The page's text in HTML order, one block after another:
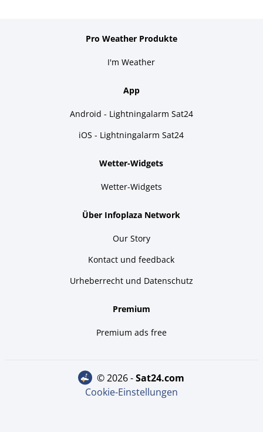
Pro Weather Produkte
I'm Weather
App
Android - Lightningalarm Sat24
iOS - Lightningalarm Sat24
Wetter-Widgets
Wetter-Widgets
Über Infoplaza Network
Our Story
Kontact und feedback
Urheberrecht und Datenschutz
Premium
Premium ads free
© 2026 - sat24.com
Cookie-Einstellungen